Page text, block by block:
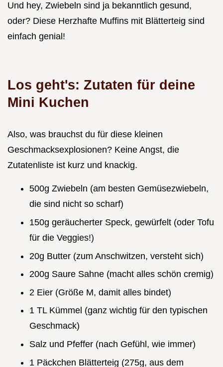
Und hey, Zwiebeln sind ja bekanntlich gesund,
oder? Diese Herzhafte Muffins mit Blätterteig sind
einfach genial!
Los geht's: Zutaten für deine
Mini Kuchen
Also, was brauchst du für diese kleinen
Geschmacksexplosionen? Keine Angst, die
Zutatenliste ist kurz und knackig.
500g Zwiebeln (am besten Gemüsezwiebeln,
die sind nicht so scharf)
150g geräucherter Speck, gewürfelt (oder Tofu
für die Veggies!)
20g Butter (zum Anschwitzen, versteht sich)
200g Saure Sahne (macht alles schön cremig)
2 Eier (Größe M, damit alles bindet)
1 TL Kümmel (ganz wichtig für den typischen
Geschmack)
Salz und Pfeffer (nach Gefühl, wie immer)
1 Päckchen Blätterteig (275g, aus dem